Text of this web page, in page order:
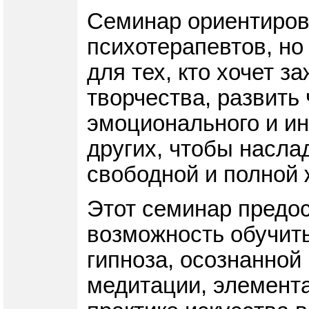
Семинар
психотерапевтов,
для тех, кто хочет
творчества,
эмоционального и
других, чтобы
свободной и полной
Этот семинар
возможность
гипноза,
медитации,